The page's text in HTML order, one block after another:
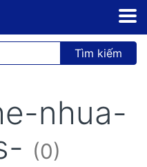
Tìm kiếm
nhua-
(0)